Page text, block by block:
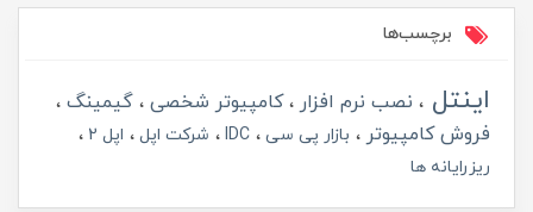
برچسب‌ها
اینتل نصب نرم افزار کامپیوتر شخصی
گیمینگ
فروش کامپیوتر
بازار پی سی IDC شرکت اپل
اپل 2
ریزرایانه ها